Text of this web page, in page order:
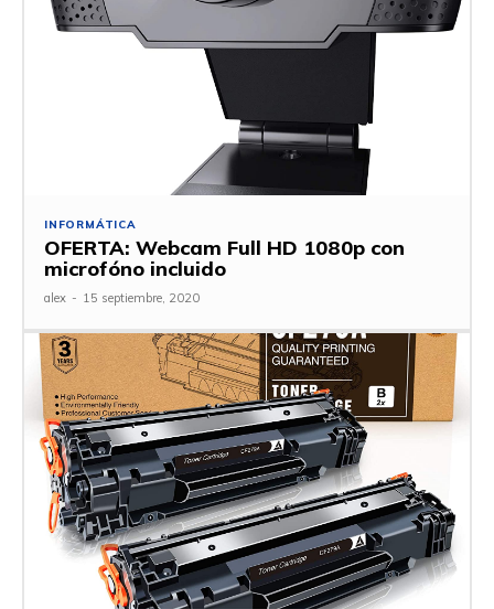
INFORMÁTICA
OFERTA: Webcam Full HD 1080p con
microfóno incluido
alex - 15 septiembre, 2020